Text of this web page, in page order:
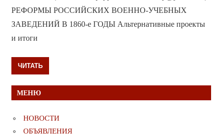
РЕФОРМЫ РОССИЙСКИХ ВОЕННО-УЧЕБНЫХ
ЗАВЕДЕНИЙ В 1860-е ГОДЫ Альтернативные проекты
и итоги
ЧИТАТЬ
МЕНЮ
НОВОСТИ
ОБЪЯВЛЕНИЯ